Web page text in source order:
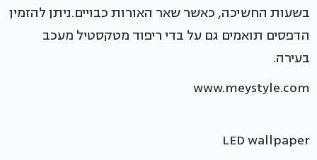
בשעות החשיכה, כאשר שאר האורות כבויים. ניתן להזמין
הדפסים תואמים גם על בדי ריפוד מטקסטיל מעכב
בעירה.
www.meystyle.com
LED wallpaper